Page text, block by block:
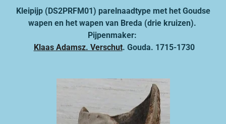
Kleipijp (DS2PRFM01) parelnaadtype met het Goudse
wapen en het wapen van Breda (drie kruizen).
Pijpenmaker:
Klaas Adamsz. Verschut. Gouda. 1715-1730